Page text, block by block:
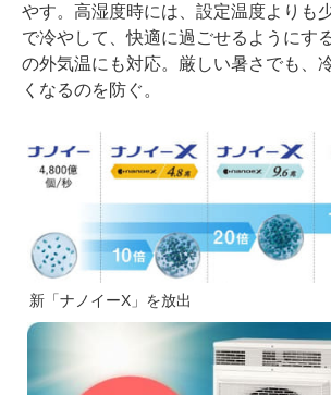
やす。高湿度時には、設定温度よりも
で冷やして、快適に過ごせるようにす
の外気温にも対応。厳しい暑さでも、
くなるのを防ぐ。
新「ナノイーX」を放出